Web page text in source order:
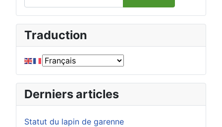
Traduction
Derniers articles
Statut du lapin de garenne